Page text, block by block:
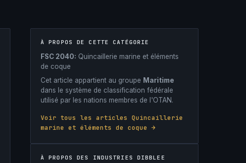
À PROPOS DE CETTE CATÉGORIE
FSC 2040: Quincaillerie marine et éléments
de coque
Cet article appartient au groupe Maritime
dans le système de classification fédérale
utilisé par les nations membres de l'OTAN.
Voir tous les articles Quincaillerie
marine et éléments de coque →
À PROPOS DES INDUSTRIES DIBBLEE